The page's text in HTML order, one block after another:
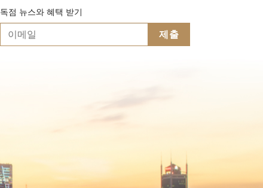
독점 뉴스와 혜택 받기